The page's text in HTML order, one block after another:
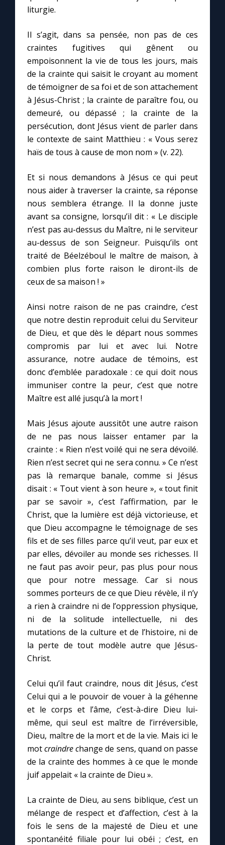
liturgie.
Il s’agit, dans sa pensée, non pas de ces
craintes fugitives qui gênent ou
empoisonnent la vie de tous les jours, mais
de la crainte qui saisit le croyant au moment
de témoigner de sa foi et de son attachement
à Jésus-Christ ; la crainte de paraître fou, ou
demeuré, ou dépassé ; la crainte de la
persécution, dont Jésus vient de parler dans
le contexte de saint Matthieu : « Vous serez
haïs de tous à cause de mon nom » (v. 22).
Et si nous demandons à Jésus ce qui peut
nous aider à traverser la crainte, sa réponse
nous semblera étrange. Il la donne juste
avant sa consigne, lorsqu’il dit : « Le disciple
n’est pas au-dessus du Maître, ni le serviteur
au-dessus de son Seigneur. Puisqu’ils ont
traité de Béelzéboul le maître de maison, à
combien plus forte raison le diront-ils de
ceux de sa maison ! »
Ainsi notre raison de ne pas craindre, c’est
que notre destin reproduit celui du Serviteur
de Dieu, et que dès le départ nous sommes
compromis par lui et avec lui. Notre
assurance, notre audace de témoins, est
donc d’emblée paradoxale : ce qui doit nous
immuniser contre la peur, c’est que notre
Maître est allé jusqu’à la mort !
Mais Jésus ajoute aussitôt une autre raison
de ne pas nous laisser entamer par la
crainte : « Rien n’est voilé qui ne sera dévoilé.
Rien n’est secret qui ne sera connu. » Ce n’est
pas là remarque banale, comme si Jésus
disait : « Tout vient à son heure », « tout finit
par se savoir », c’est l’affirmation, par le
Christ, que la lumière est déjà victorieuse, et
que Dieu accompagne le témoignage de ses
fils et de ses filles parce qu’il veut, par eux et
par elles, dévoiler au monde ses richesses. Il
ne faut pas avoir peur, pas plus pour nous
que pour notre message. Car si nous
sommes porteurs de ce que Dieu révèle, il n’y
a rien à craindre ni de l’oppression physique,
ni de la solitude intellectuelle, ni des
mutations de la culture et de l’histoire, ni de
la perte de tout modèle autre que Jésus-
Christ.
Celui qu’il faut craindre, nous dit Jésus, c’est
Celui qui a le pouvoir de vouer à la géhenne
et le corps et l’âme, c’est-à-dire Dieu lui-
même, qui seul est maître de l’irréversible,
Dieu, maître de la mort et de la vie. Mais ici le
motcraindre change de sens, quand on passe
de la crainte des hommes à ce que le monde
juif appelait « la crainte de Dieu ».
La crainte de Dieu, au sens biblique, c’est un
mélange de respect et d’affection, c’est à la
fois le sens de la majesté de Dieu et une
spontanéité filiale pour lui obéi ; c’est, en